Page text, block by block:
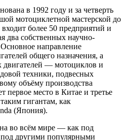
в 1992 году и за четверть
мотоциклетной мастерской до
более 50 предприятий и
два собственных научно-
направление
общего назначения, а
двигателей — мотоциклов и
техники, подвесных
объёму производства
первое место в Китае и третье
гигантам, как
(Япония).
во всём мире — как под
другими популярными